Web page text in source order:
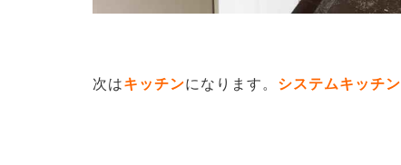
次はキッチンになります。 システムキッチン